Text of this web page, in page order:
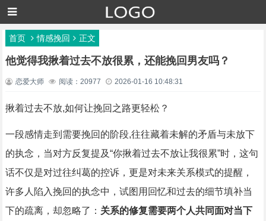
首页 情感挽回 正文
他觉得我揪着过去不放很累，还能挽回男友吗？
恋爱大师 阅读：20977 2026-01-16 10:48:31
揪着过去不放,如何让挽回之路更轻松？
一段感情走到需要挽回的阶段,往往藏着未解的矛盾与未放下
的执念，当对方反复提及“你揪着过去不放让我很累”时，这句
话不仅是对过往纠葛的控诉，更是对未来关系模式的提醒，
许多人陷入挽回的执念中，试图用回忆和过去的细节填补当
下的疏离，却忽略了： 关系的修复需要两个人共同面对当下